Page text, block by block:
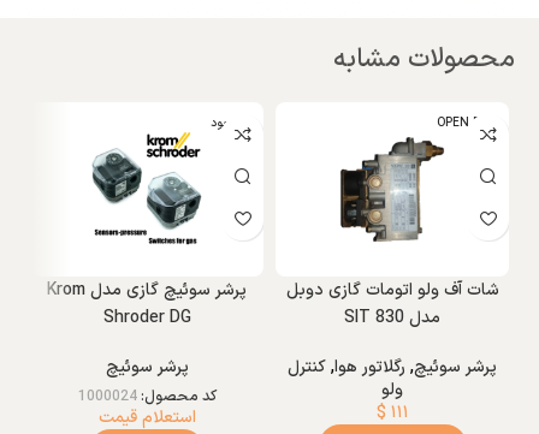
محصولات مشابه
OPEN BOX
شات آف ولو اتومات گازی دوبل
مدل SIT 830
پرشر سوئیچ, رگلاتور هوا,کنترل
ولو
$ ۱۱۱
ناموجود
پرشر سوئیچ گازی مدل Krom
Shroder DG
پرشر سوئیچ
کد محصول:1000024
استعلام قیمت